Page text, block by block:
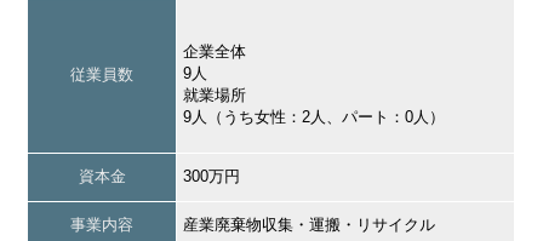
従業員数
企業全体
9人
就業場所
9人（うち女性：2人、パート：0人）
資本金 300万円
事業内容 産業廃棄物収集・運搬・リサイクル